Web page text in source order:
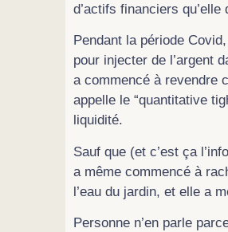
d’actifs financiers qu’elle
Pendant la période
pour injecter de l’argent
a commencé à revendre
appelle le “quantitative
liquidité.
Sauf que (et c’est ça
a même commencé à
l’eau du jardin, et elle a
Personne n’en parle